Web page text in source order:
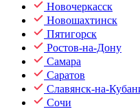
Новочеркасск
Новошахтинск
Пятигорск
Ростов-на-Дону
Самара
Саратов
Славянск-на-
Сочи